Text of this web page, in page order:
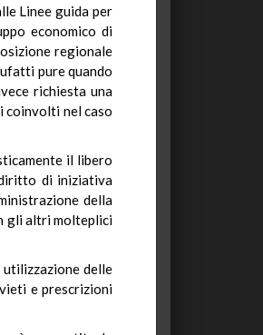
Linee guida per
economico di
regionale
pure quando
richiesta una
coinvolti nel caso
il libero
di iniziativa
della
gli altri molteplici
utilizzazione delle
e prescrizioni